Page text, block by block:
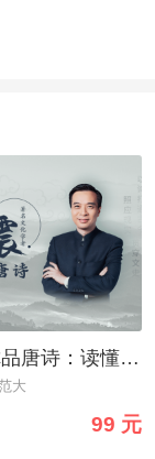
康震带你品唐诗：读懂唐诗，读懂诗人
大
99 元